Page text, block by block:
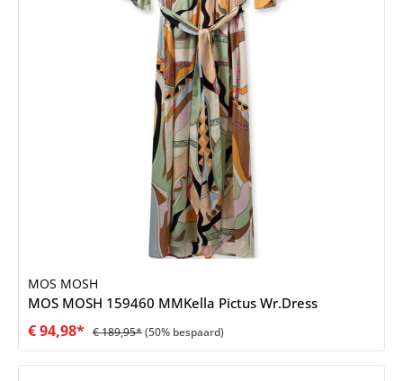
MOS MOSH
MOS MOSH 159460 MMKella Pictus Wr.Dress
€ 94,98* € 189,95*(50% bespaard)